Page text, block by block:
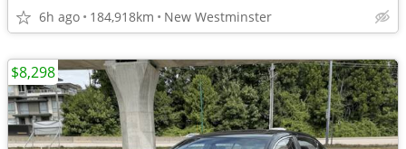
6h ago 184,918km New Westminster
$8,298